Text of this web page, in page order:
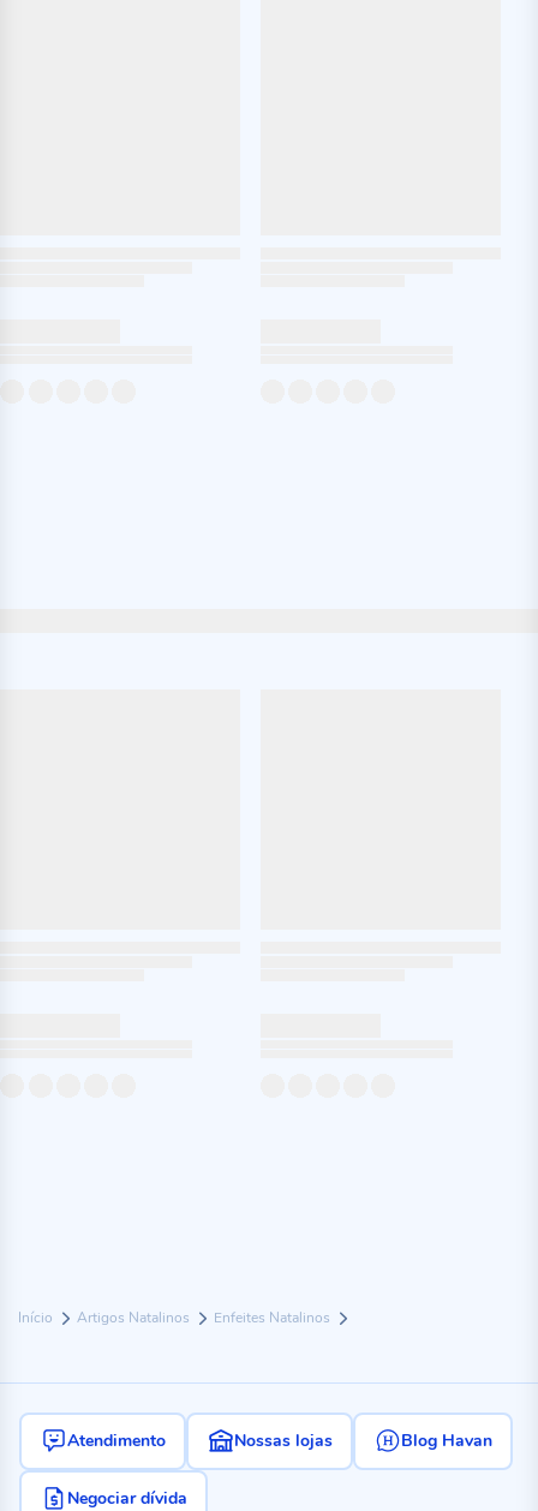
Início Artigos Natalinos Enfeites Natalinos
Atendimento Nossas lojas Blog Havan
Negociar dívida